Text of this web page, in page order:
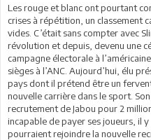
Les rouge et blanc ont pourtant
crises à répétition, un classement
vides. C’était sans compter avec
révolution et depuis, devenu une
campagne électorale à
sièges à l’ANC. Aujourd’hui, élu
pays dont il prétend être un
nouvelle carrière dans le sport.
recrutement de Jabou pour 2
incapable de payer ses joueurs, il
pourraient rejoindre la nouvelle